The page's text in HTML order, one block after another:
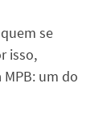
se
isso,
um do